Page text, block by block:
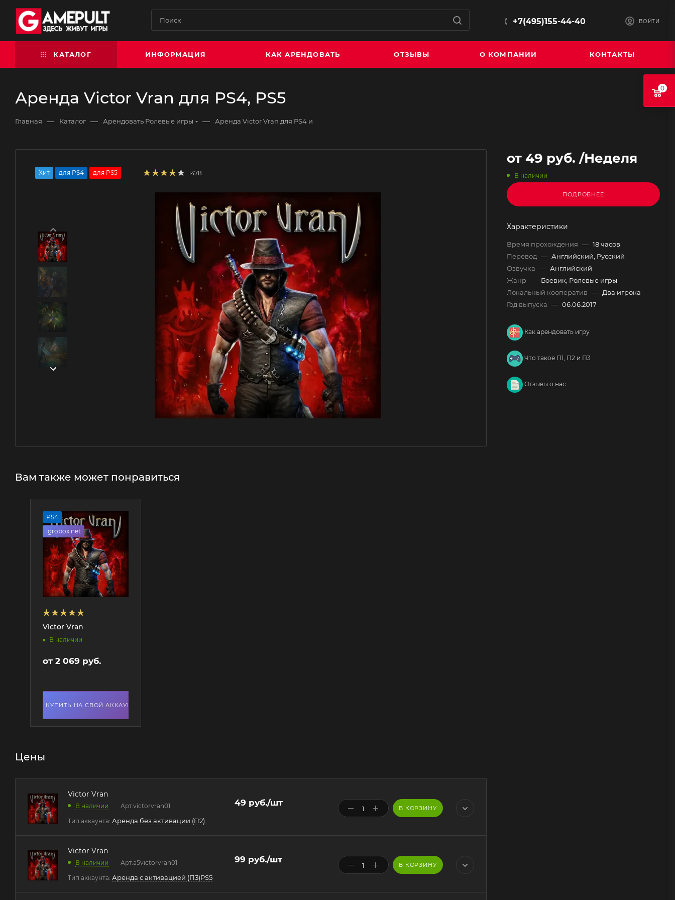
ВОЙТИ
+7(495)155-44-40
КАТАЛОГ ИНФОРМАЦИЯ КАК АРЕНДОВАТЬ ОТЗЫВЫ О КОМПАНИИ КОНТАКТЫ
Аренда Victor Vran для PS4, PS5
Главная — Каталог — Арендовать Ролевые игры — Аренда Victor Vran для PS4 и
Хит для PS4 для PS5 1478
Вам также может понравиться
PS4
igrobox.net
Victor Vran
В наличии
от 2 069 руб.
КУПИТЬ НА СВОЙ АККАУНТ
Цены
Victor Vran
В наличии Арт.victorvran01
Тип аккаунта: Аренда без активации (П2)
49 руб./шт
В КОРЗИНУ
Victor Vran
В наличии Арт.a5victorvran01
Тип аккаунта: Аренда с активацией (П3)PS5
99 руб./шт
В КОРЗИНУ
от 49 руб. /Неделя
В наличии
ПОДРОБНЕЕ
Характеристики
Время прохождения — 18 часов
Перевод — Английский, Русский
Озвучка — Английский
Жанр — Боевик, Ролевые игры
Локальный кооператив — Два игрока
Год выпуска — 06.06.2017
Как арендовать игру
Что такое П1, П2 и П3
Отзывы о нас
0